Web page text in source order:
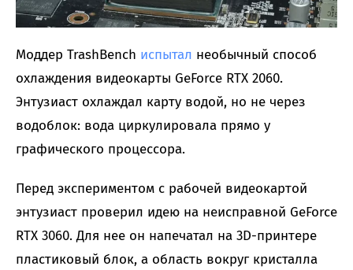
Моддер TrashBench испытал необычный способ
охлаждения видеокарты GeForce RTX 2060.
Энтузиаст охлаждал карту водой, но не через
водоблок: вода циркулировала прямо у
графического процессора.
Перед экспериментом с рабочей видеокартой
энтузиаст проверил идею на неисправной GeForce
RTX 3060. Для нее он напечатал на 3D-принтере
пластиковый блок, а область вокруг кристалла